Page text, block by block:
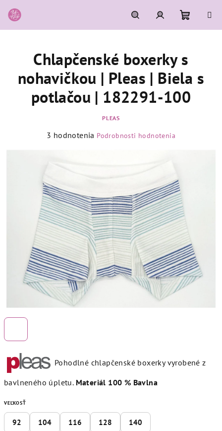
na
obsah
HľadaťPrihlásenie
košík
Pohodlné chlapčenské boxerky vyrobené z
bavlneného úpletu. Materiál 100 % Bavlna
VEĽKOSŤ
92 104 116 128 140
Chlapčenské boxerky s
nohavičkou | Pleas | Biela s
potlačou | 182291-100
PLEAS
Priemerné
z
5
hviezdičiek.
3 hodnotenia Podrobnosti hodnotenia